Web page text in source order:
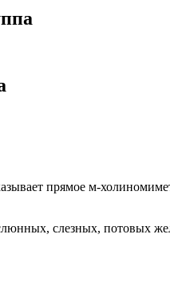
прямое м-
слезных, потовых